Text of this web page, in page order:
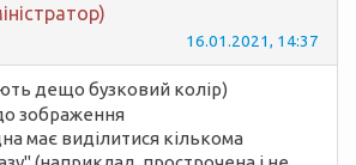
16.01.2021, 14:37
дещо бузковий колір)
має виділитися кількома